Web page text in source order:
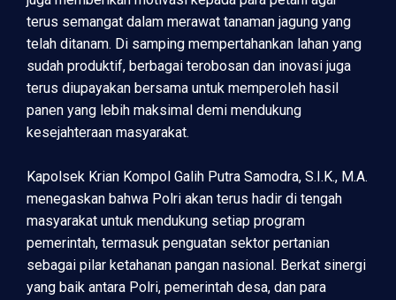
terus semangat dalam merawat tanaman jagung yang
telah ditanam. Di samping mempertahankan lahan yang
sudah produktif, berbagai terobosan dan inovasi juga
terus diupayakan bersama untuk memperoleh hasil
panen yang lebih maksimal demi mendukung
kesejahteraan masyarakat.
Kapolsek Krian Kompol Galih Putra Samodra, S.I.K., M.A.
menegaskan bahwa Polri akan terus hadir di tengah
masyarakat untuk mendukung setiap program
pemerintah, termasuk penguatan sektor pertanian
sebagai pilar ketahanan pangan nasional. Berkat sinergi
yang baik antara Polri, pemerintah desa, dan para